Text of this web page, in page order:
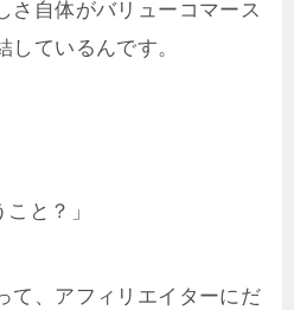
さ自体がバリューコマース
ているんです。
と？」
て、アフィリエイターにだ